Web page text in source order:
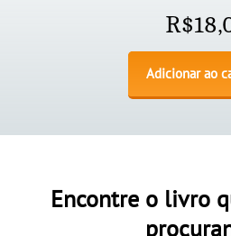
R$
Adicionar ao
Encontre o livro